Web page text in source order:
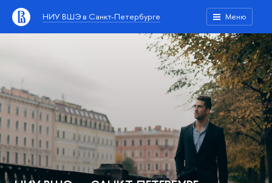
НИУ ВШЭ в Санкт-Петербурге Меню